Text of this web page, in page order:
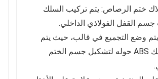
ختم الرصاص: يتم تركيب السلك
القفل الفولاذي الداخلي.
وضع التجميع في قالب، حيث يتم
حقن البلاستيك ABS حوله لتشكيل جسم الختم